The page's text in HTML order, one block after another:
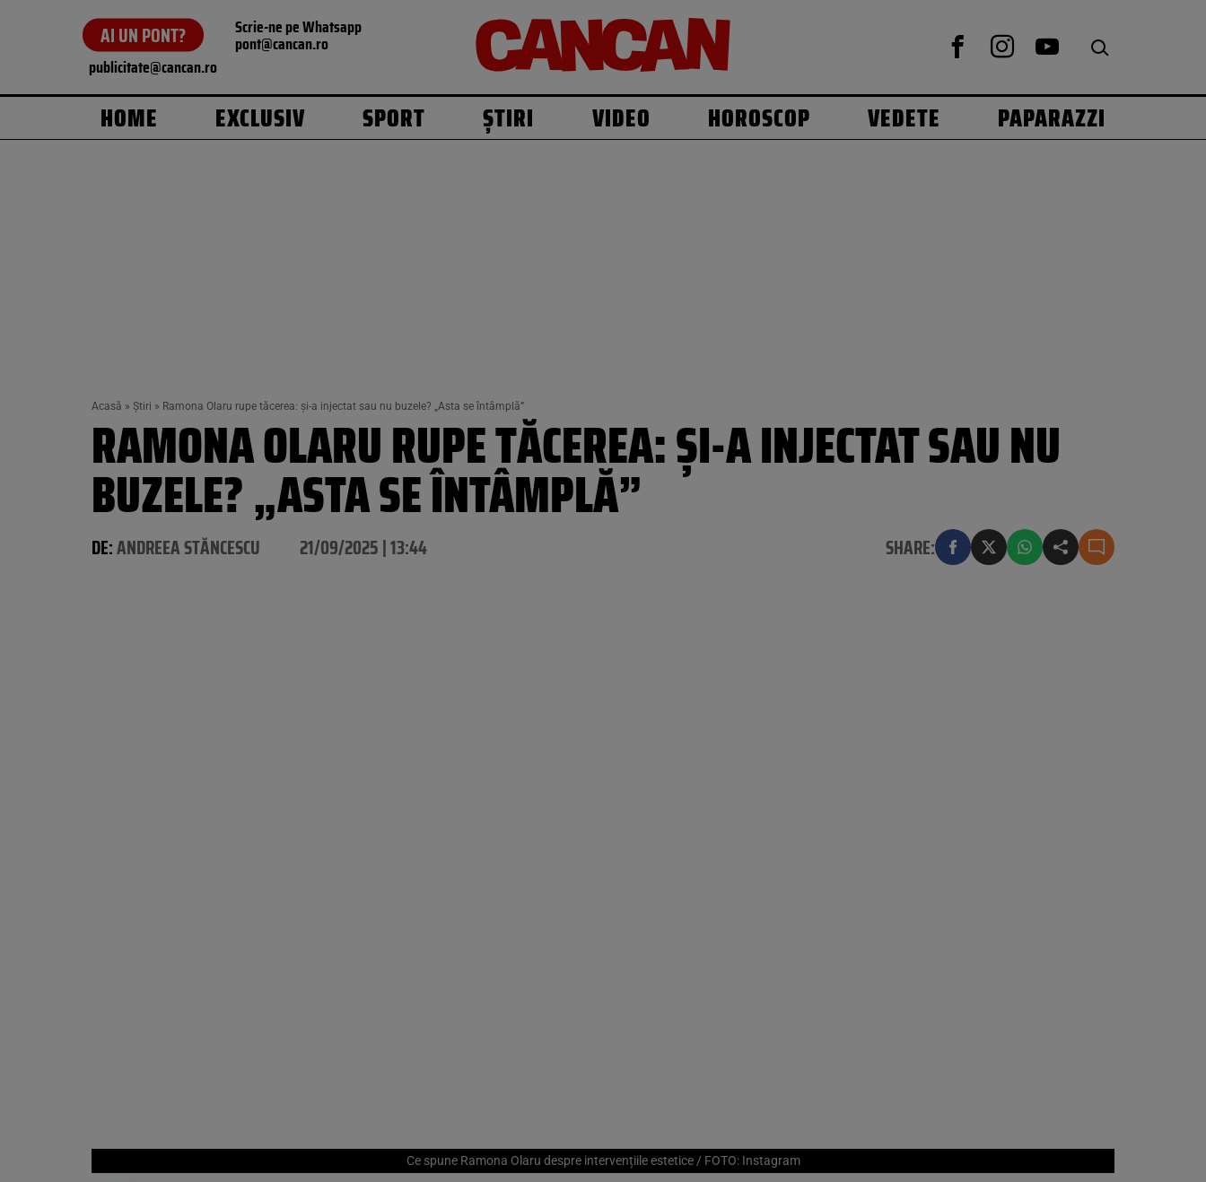
AI UN PONT? Scrie-ne pe Whatsapp
pont@cancan.ro
publicitate@cancan.ro
HOME EXCLUSIV SPORT ȘTIRI VIDEO HOROSCOP VEDETE PAPARAZZI
Acasă » Știri » Ramona Olaru rupe tăcerea: și-a injectat sau nu buzele? „Asta se întâmplă”
RAMONA OLARU RUPE TĂCEREA: ȘI-A INJECTAT SAU NU
BUZELE? „ASTA SE ÎNTÂMPLĂ”
DE:ANDREEA STĂNCESCU 21/09/2025 | 13:44 SHARE:
Ce spune Ramona Olaru despre intervențiile estetice / FOTO: Instagram